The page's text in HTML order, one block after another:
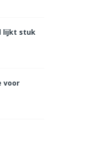
lijkt stuk
voor